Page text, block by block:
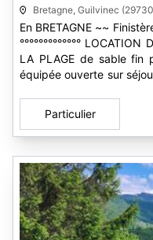
Bretagne, Guilvinec
En BRETAGNE ~~ Finistère sud
°°°°°°°°°°°°° LOCATION DE VACANCES : Maison à
LA PLAGE de sable fin pour 2/6
équipée ouverte sur séjour, 3
Particulier